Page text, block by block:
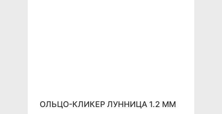
КОЛЬЦО-КЛИКЕР ЛУННИЦА 1.2 ММ